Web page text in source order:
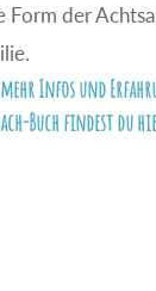
Form der
Infos und
Buch findest du